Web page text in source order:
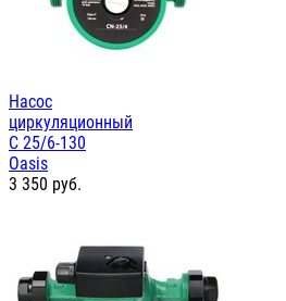
Насос
циркуляционный
С 25/6-130
Oasis
3 350 руб.